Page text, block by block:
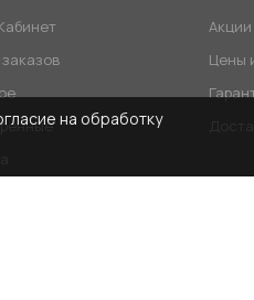
Акции
Цены
на обработку